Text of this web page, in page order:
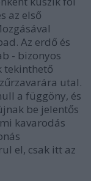
az első
Az erdő és
- bizonyos
tekinthető
utal.
a függöny, és
be jelentős
kavarodás
el, csak itt az